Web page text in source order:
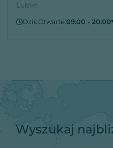
Lublin
Dziś Otwarte:09:00 - 20:00
Środa
09:00 - 20:00
Czwartek
Piątek
Wyszukaj